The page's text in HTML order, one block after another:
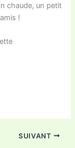
chaude, un petit
!
SUIVANT